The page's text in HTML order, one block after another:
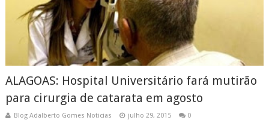
ALAGOAS: Hospital Universitário fará mutirão
para cirurgia de catarata em agosto
Blog Adalberto Gomes Noticias julho 29, 2015 0